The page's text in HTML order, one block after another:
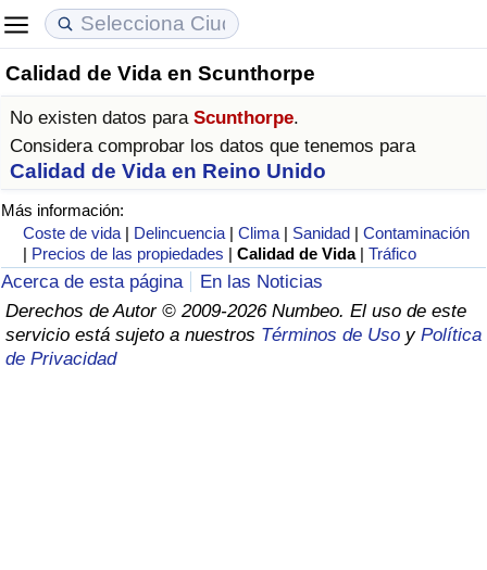
Calidad de Vida en Scunthorpe
No existen datos para Scunthorpe.
Considera comprobar los datos que tenemos para
Calidad de Vida en Reino Unido
Más información:
Coste de vida | Delincuencia |Clima | Sanidad |Contaminación
| Precios de las propiedades |Calidad de Vida |Tráfico
Acerca de esta página
En las Noticias
Derechos de Autor © 2009-2026 Numbeo. El uso de este
servicio está sujeto a nuestros Términos de Uso y Política
de Privacidad
Coste de vida
Índice de Costo de Vida (Actual)
Índice de Costo de Vida
Índice de costo de vida por país
en aqaba
Precios de las propiedades
Índice de Precios de Inmuebles (Actual)
Índice de Precios de Inmuebles
Índice de Precios de Inmuebles por País
Calidad de Vida
Índice de Calidad de Vida
Índice de Calidad de Vida (Actual)
Índice de calidad de vida por país
Delincuencia
Calificación del Índice de Criminalidad